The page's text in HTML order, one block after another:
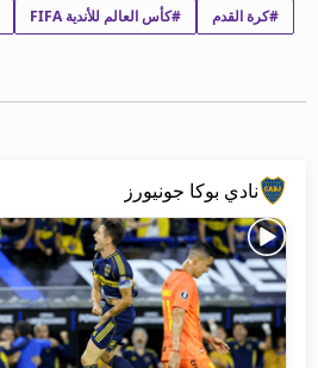
#كرة القدم #كأس العالم للأندية FIFA
نادي بوكا جونيورز